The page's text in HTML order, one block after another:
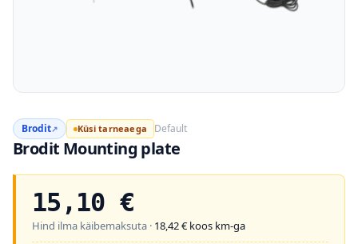
Brodit↗ Küsi tarneaega Default
Brodit Mounting plate
15,10 €
Hind ilma käibemaksuta · 18,42€ koos km-ga